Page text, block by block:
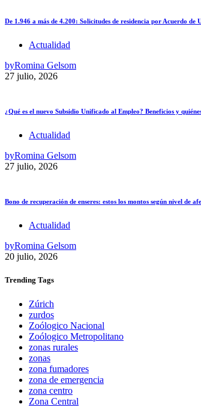
De 1.946 a más de 4.200: Solicitudes de residencia por Acuerdo
Actualidad
byRomina Gelsom
27 julio, 2026
¿Qué es el nuevo Subsidio Unificado al Empleo? Beneficios y
Actualidad
byRomina Gelsom
27 julio, 2026
Bono de recuperación de enseres: estos los montos según nivel de
Actualidad
byRomina Gelsom
20 julio, 2026
Trending Tags
Zúrich
zurdos
Zoólogico Nacional
Zoólogico Metropolitano
zonas rurales
zonas
zona fumadores
zona de emergencia
zona centro
Zona Central